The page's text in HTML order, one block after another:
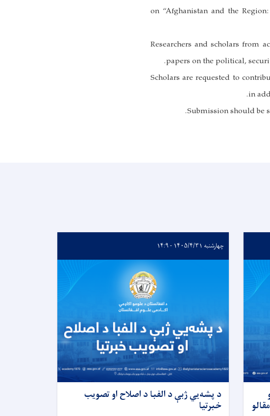
on “Afghanistan and the
Researchers and scholars from
papers on the political,
Scholars are requested to
in
Submission should be
چهارشنبه ۱۴۰۵/۴/۳۱ - ۱۴:۹
د پشه‌یي ژبې د الفبا د اصلاح او تصویب
خبرتیا